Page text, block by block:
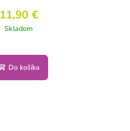
11,90 €
Skladom
Do košíka